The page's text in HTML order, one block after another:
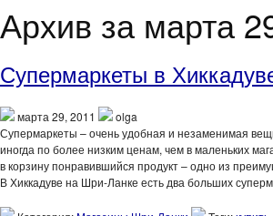
Архив за марта
Супермаркеты в
марта 29, 2011
olga
Супермаркеты – очень удобная и незаменимая
иногда по более низким ценам, чем в маленьких
в корзину понравившийся продукт – одно из
В Хиккадуве на Шри-Ланке есть два больших